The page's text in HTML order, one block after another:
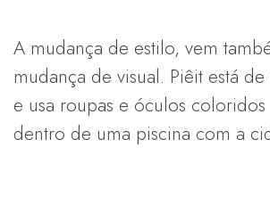
A mudança de estilo, vem
mudança de visual. Piêit está
e usa roupas e óculos
dentro de uma piscina com a